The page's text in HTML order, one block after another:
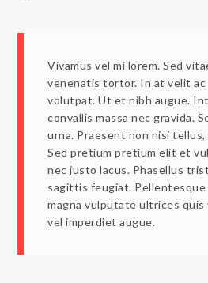
Vivamus vel mi lorem. Sed
venenatis tortor. In at velit ac
volutpat. Ut et nibh augue.
convallis massa nec gravida.
urna. Praesent non nisi
Sed pretium pretium elit et
nec justo lacus. Phasellus
sagittis feugiat. Pellentesque
magna vulputate ultrices quis
vel imperdiet augue.